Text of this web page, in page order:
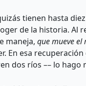
tienen hasta
de la historia. Al
maneja, que mueve
En esa
dos ríos –– lo